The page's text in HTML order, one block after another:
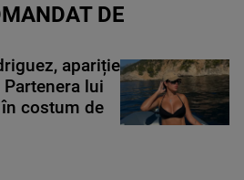
DE
apariție
lui
costum de